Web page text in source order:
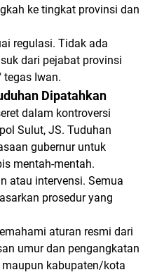
ke tingkat provinsi dan
regulasi. Tidak ada
dari pejabat provinsi
tegas Iwan.
Dipatahkan
dalam kontroversi
Sulut, JS. Tuduhan
gubernur untuk
mentah-mentah.
atau intervensi. Semua
prosedur yang
aturan resmi dari
umur dan pengangkatan
kabupaten/kota